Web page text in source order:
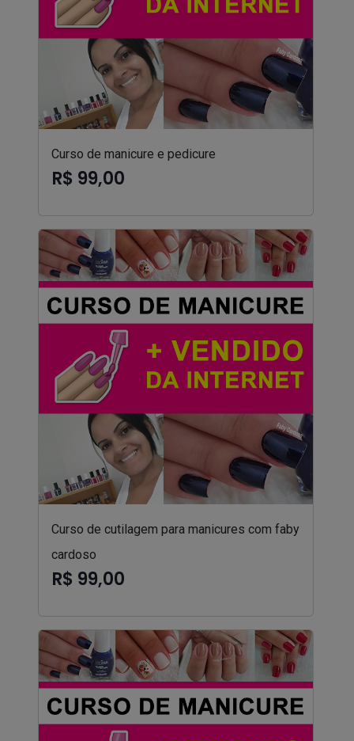
Curso de manicure e pedicure
R$ 99,00
Curso de cutilagem para manicures com faby
cardoso
R$ 99,00